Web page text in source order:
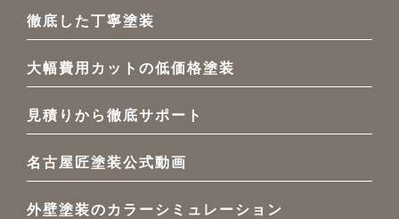
徹底した丁寧塗装
大幅費用カットの低価格塗装
見積りから徹底サポート
名古屋匠塗装公式動画
外壁塗装のカラーシミュレーション